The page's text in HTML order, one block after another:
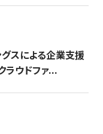
スによる企業支援
ラウドファ...